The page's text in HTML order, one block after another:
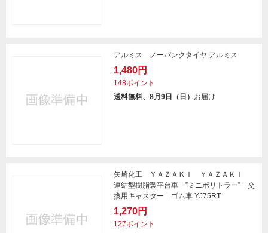
アルミス ノーパンクタイヤ アルミス
1,480円
148ポイント
送料無料、8月9日（日） お届け
矢崎化工 ＹＡＺＡＫＩ ＹＡＺＡＫＩ
連結型樹脂製平台車 ”ミニポリトラー” 交
換用キャスター ゴム車 YJ75RT
1,270円
127ポイント